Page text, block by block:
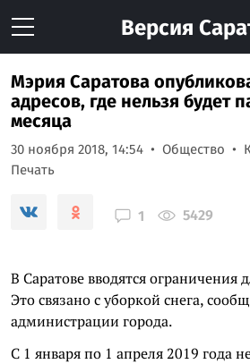
Версия
Мэрия Саратова
адресов, где нельзя будет
месяца
30 ноября 2018, 14:54 Общество
Печать
1 5429
В Саратове вводятся ограничения
Это связано с уборкой снега,
администрации города.
С 1 января по 1 апреля 2019 года